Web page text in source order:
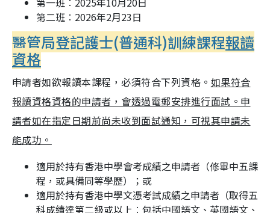
第二班︰2026年2月23日
醫管局登記護士(普通科)訓練課程報讀
資格
申請者如欲報讀本課程，必須符合下列資格。 如果符合
報讀資格資格的申請者，會透過電郵安排進行面試。申
請者如在指定日期前尚未收到面試通知，可視其申請未
能成功。
適用於持有香港中學會考成績之申請者（修畢中五課
程，或具備同等學歷）；或
適用於持有香港中學文憑考試成績之申請者（取得五
科成績達第二級或以上︰包括中國語文、英國語文、